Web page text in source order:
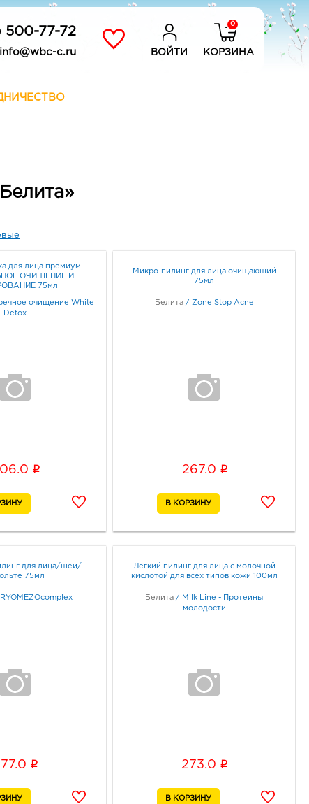
77-72
info@wbc-c.ru ВОЙТИ
0
КОРЗИНА
для лица премиум
ОЧИЩЕНИЕ И
75мл
очищение White
Detox
i
Микро-пилинг для лица очищающий
75мл
Белита / Zone Stop Acne
267.0 i
для лица/шеи/
75мл
i
Легкий пилинг для лица с молочной
кислотой для всех типов кожи 100мл
Белита / Milk Line - Протеины
молодости
273.0 i